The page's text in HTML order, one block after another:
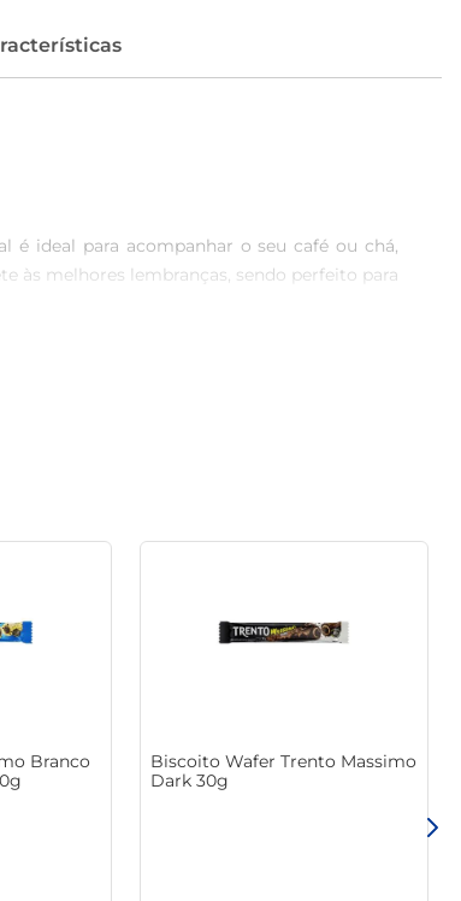
é ideal para acompanhar o seu café ou chá,
às melhores lembranças, sendo perfeito para
faz com que ele seja um aliado na
para ser levada em viagens, passeios ou até
Sua receita clássica busca o equilíbrio
biscoito que traz consigo a tradição e a
Branco
Biscoito Wafer Trento Massimo
Dark 30g